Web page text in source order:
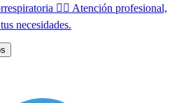
👩‍⚕️ Atención profesional,
necesidades.